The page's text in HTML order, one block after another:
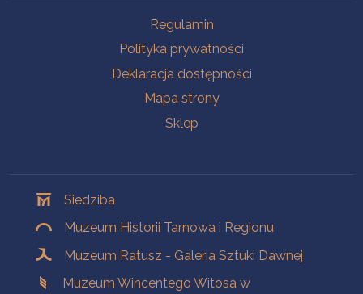
Regulamin
Polityka prywatności
Deklaracja dostępności
Mapa strony
Sklep
Siedziba
Muzeum Historii Tarnowa i Regionu
Muzeum Ratusz - Galeria Sztuki Dawnej
Muzeum Wincentego Witosa w